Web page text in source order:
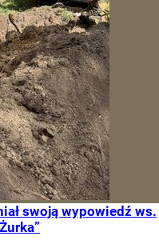
swoją wypowiedź ws.